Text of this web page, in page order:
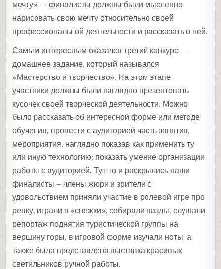
мечту» — финалисты должны были мысленно
нарисовать свою мечту относительно своей
профессиональной деятельности и рассказать о ней.
Самым интересным оказался третий конкурс —
домашнее задание, который назывался
«Мастерство и творчество». На этом этапе
участники должны были наглядно презентовать
кусочек своей творческой деятельности. Можно
было рассказать об интересной форме или методе
обучения, провести с аудиторией часть занятия,
мероприятия, наглядно показав как применить ту
или иную технологию; показать умение организации
работы с аудиторией. Тут-то и раскрылись наши
финалисты – члены жюри и зрители с
удовольствием приняли участие в ролевой игре про
репку, играли в «снежки», собирали пазлы, слушали
репортаж поднятия туристической группы на
вершину горы, в игровой форме изучали ноты, а
также была представлена выставка красивых
светильников ручной работы.